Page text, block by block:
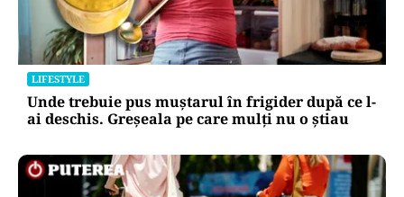
LIFESTYLE
Unde trebuie pus muștarul în frigider după ce l-
ai deschis. Greșeala pe care mulți nu o știau